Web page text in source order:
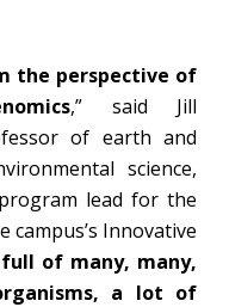
the perspective of
,” said Jill
of earth and
science,
lead for the
Innovative
of many, many,
a lot of